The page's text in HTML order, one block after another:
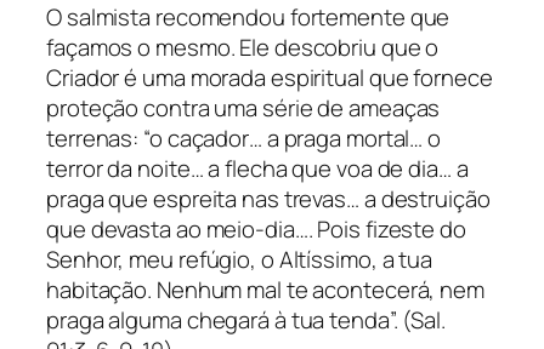
O salmista recomendou fortemente que
façamos o mesmo. Ele descobriu que o
Criador é uma morada espiritual que fornece
proteção contra uma série de ameaças
terrenas: “o caçador… a praga mortal… o
terror da noite… a flecha que voa de dia… a
praga que espreita nas trevas… a destruição
que devasta ao meio-dia…. Pois fizeste do
Senhor, meu refúgio, o Altíssimo, a tua
habitação. Nenhum mal te acontecerá, nem
praga alguma chegará à tua tenda”. (Sal.